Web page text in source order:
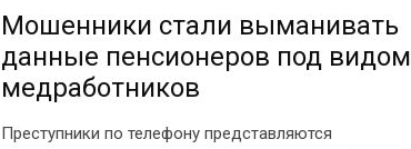
Мошенники стали выманивать
данные пенсионеров под видом
медработников
Преступники по телефону представляются